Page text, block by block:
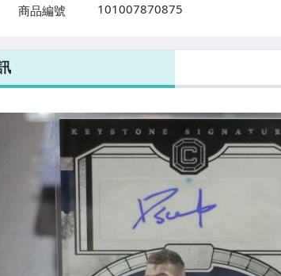
商品編號
101007870875